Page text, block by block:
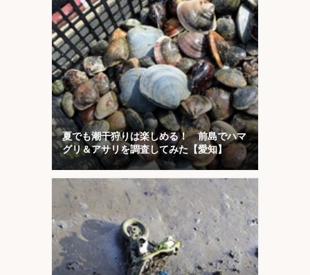
夏でも潮干狩りは楽しめる！ 前島でハマ
グリ＆アサリを調査してみた【愛知】